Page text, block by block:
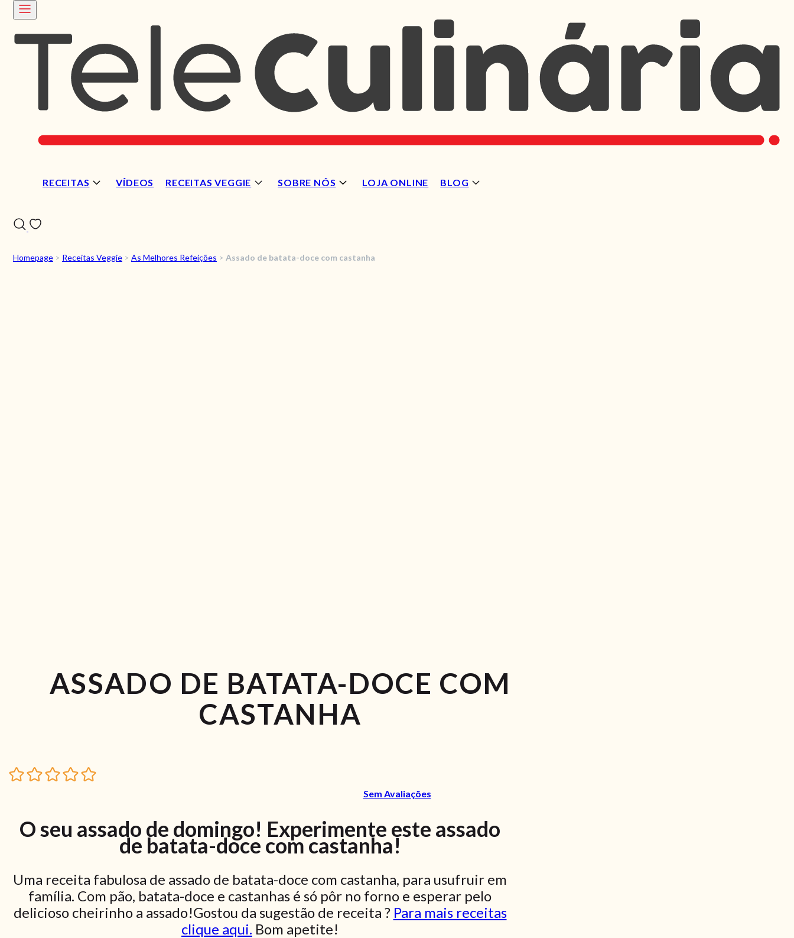
RECEITAS VÍDEOS RECEITAS VEGGIE SOBRE NÓS LOJA ONLINE BLOG
Homepage > Receitas Veggie > As Melhores Refeições > Assado de batata-doce com castanha
ASSADO DE BATATA-DOCE COM
CASTANHA
Sem Avaliações
O seu assado de domingo! Experimente este assado
de batata-doce com castanha!
Uma receita fabulosa de assado de batata-doce com castanha, para usufruir em
família. Com pão, batata-doce e castanhas é só pôr no forno e esperar pelo
delicioso cheirinho a assado!Gostou da sugestão de receita ? Para mais receitas
clique aqui. Bom apetite!